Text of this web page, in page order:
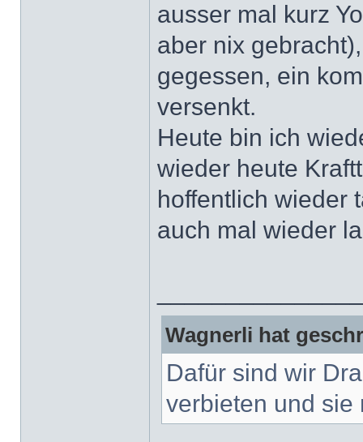
ausser mal kurz
aber nix
gegessen, ein
versenkt.
Heute bin ich
wieder heute
hoffentlich wieder
auch mal wieder
Wagnerli hat
Dafür sind wir
verbieten und sie